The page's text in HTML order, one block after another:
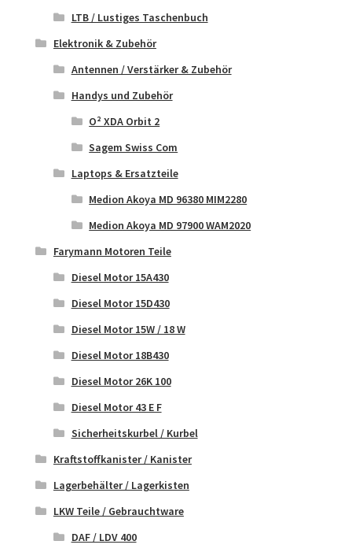
LTB / Lustiges Taschenbuch
Elektronik & Zubehör
Antennen / Verstärker & Zubehör
Handys und Zubehör
O² XDA Orbit 2
Sagem Swiss Com
Laptops & Ersatzteile
Medion Akoya MD 96380 MIM2280
Medion Akoya MD 97900 WAM2020
Farymann Motoren Teile
Diesel Motor 15A430
Diesel Motor 15D430
Diesel Motor 15W / 18 W
Diesel Motor 18B430
Diesel Motor 26K 100
Diesel Motor 43 E F
Sicherheitskurbel / Kurbel
Kraftstoffkanister / Kanister
Lagerbehälter / Lagerkisten
LKW Teile / Gebrauchtware
DAF / LDV 400